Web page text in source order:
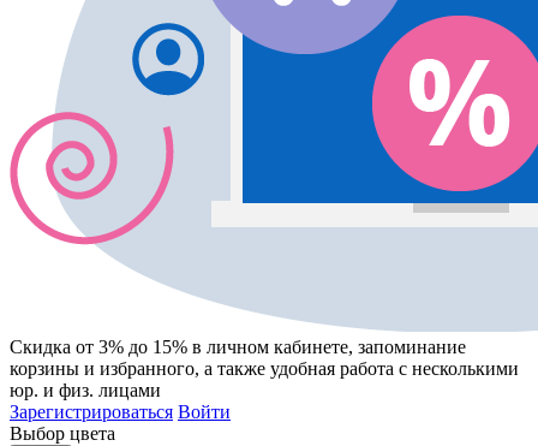
Скидка от 3% до 15% в личном кабинете, запоминание
корзины и избранного, а также удобная работа с несколькими
юр. и физ. лицами
Зарегистрироваться Войти
Выбор цвета